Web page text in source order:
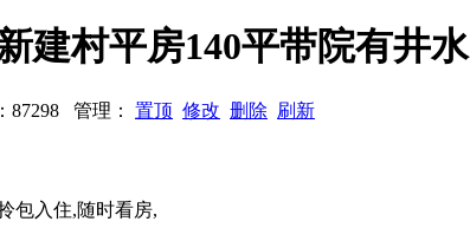
建村平房140平带院有井水
87298 管理： 置顶 修改 删除 刷新
包入住,随时看房,